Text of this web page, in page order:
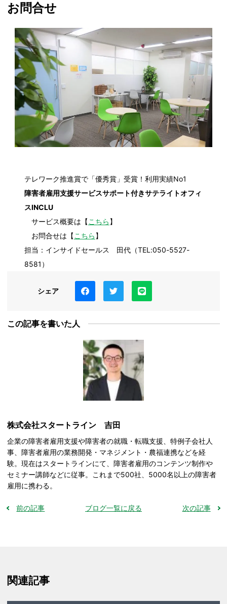
お問合せ
テレワーク推進賞で「優秀賞」受賞！利用実績No1​
障害者雇用支援サービスサポート付きサテライトオフィ
スINCLU
サービス概要は【 こちら 】
お問合せは【 こちら 】
担当：インサイドセールス 田代（TEL:050-5527-
8581）
シェア
この記事を書いた人
株式会社スタートライン 吉田
企業の障害者雇用支援や障害者の就職・転職支援、特例子会社人
事、障害者雇用の業務開発・マネジメント・農福連携などを経
験。現在はスタートラインにて、障害者雇用のコンテンツ制作や
セミナー講師などに従事。これまで500社、5000名以上の障害者
雇用に携わる。
前の記事 ブログ一覧に戻る 次の記事
関連記事